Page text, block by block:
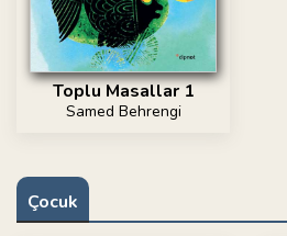
Toplu Masallar 1
Samed Behrengi
Çocuk